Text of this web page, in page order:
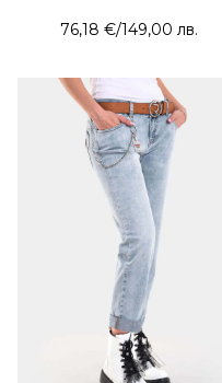
76,18 €/149,00 лв.